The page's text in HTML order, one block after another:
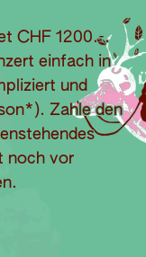
CHF 1200.-.
einfach in
und
Zahle den
noch vor